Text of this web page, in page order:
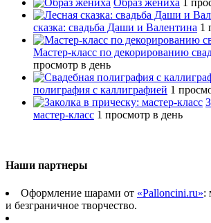
Образ жениха
1
сказка: свадьба Даши и Валентина 1
Мастер-класс по декорированию
просмотр в день
полиграфия с каллиграфией 1
мастер-класс 1 просмотр в день
Наши партнеры
Оформление шарами от «Palloncini.ru»:
и безграничное творчество.